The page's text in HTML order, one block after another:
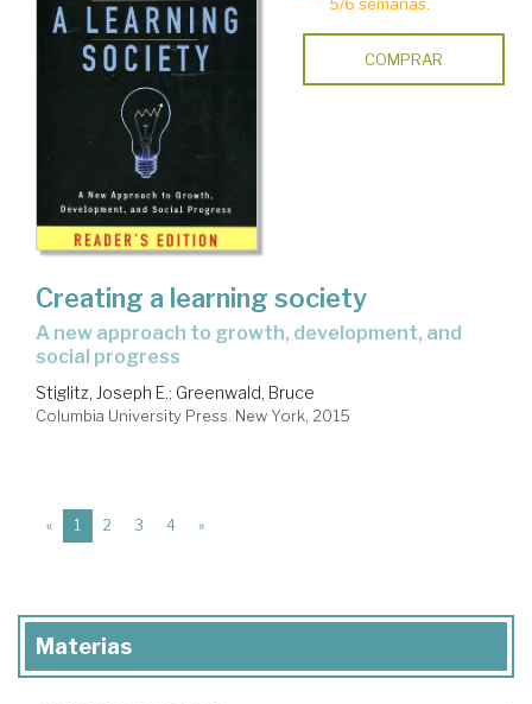
COMPRAR
Creating a learning society
a new approach to growth, development, and
social progress
Stiglitz, Joseph E.; Greenwald, Bruce
Columbia University Press. New York, 2015
« 1 (current)
2 3 4 »
Materias